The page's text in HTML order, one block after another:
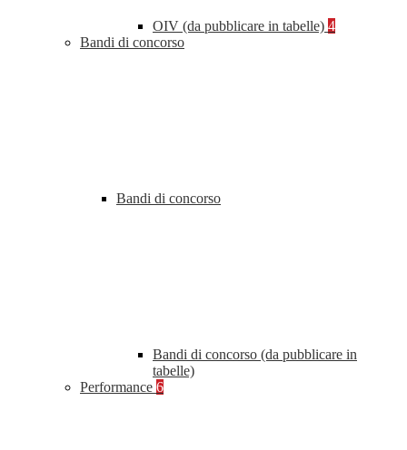
OIV (da pubblicare in tabelle) 4
Bandi di concorso
Bandi di concorso
Bandi di concorso (da pubblicare in
tabelle)
Performance 6